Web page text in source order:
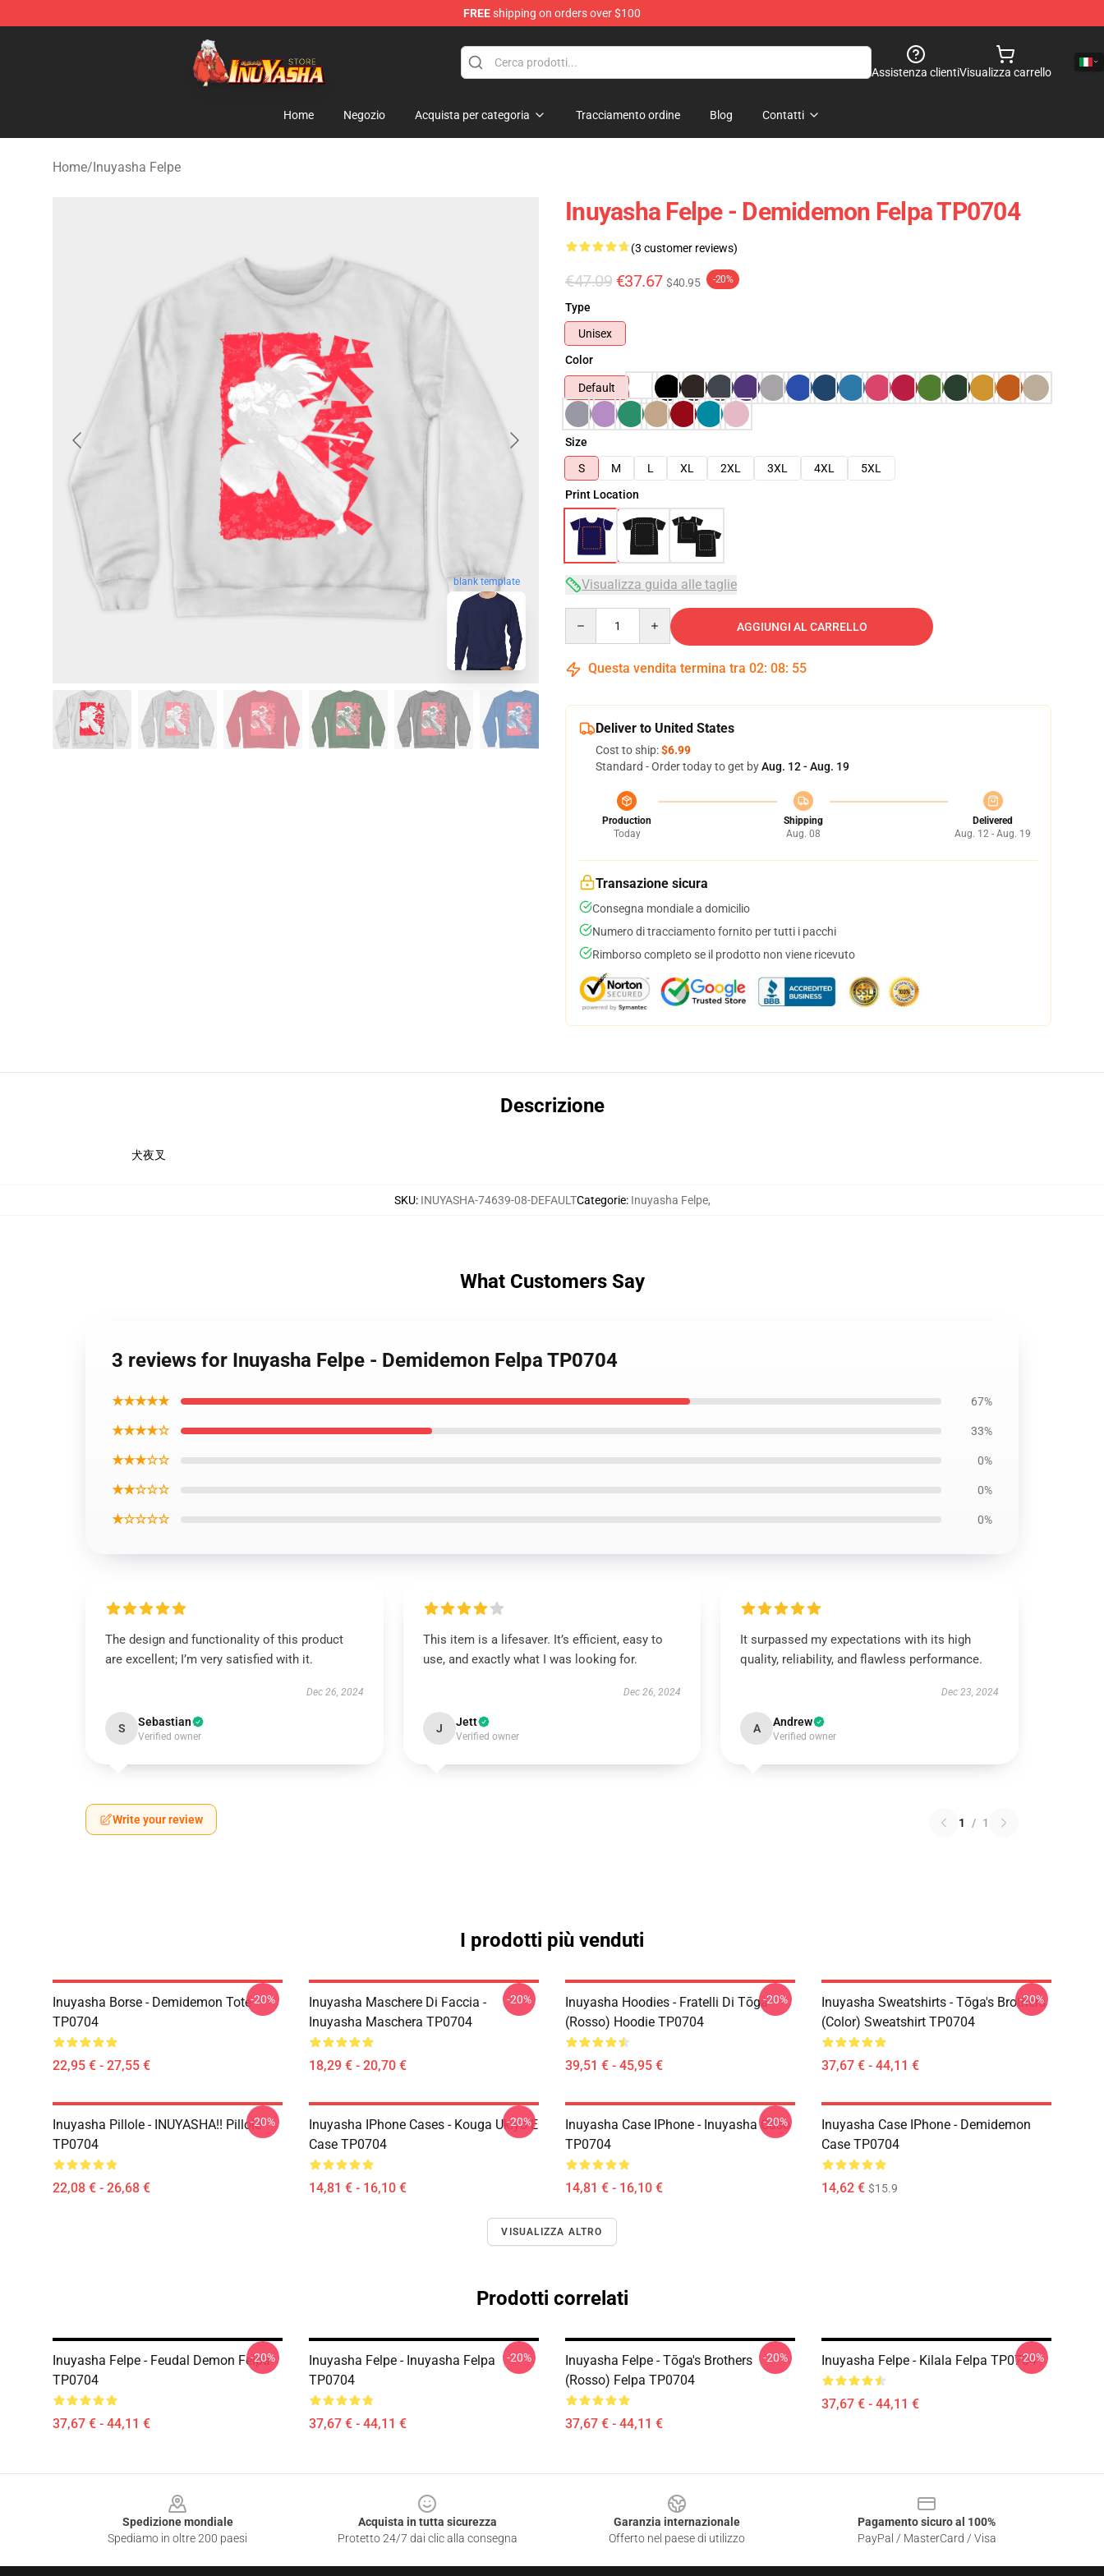
FREEshipping on orders over $100
Inuyasha Store - Official Inuyasha Merchandise Shop
Assistenza clientiVisualizza carrello
Home Negozio Acquista per categoria Tracciamento ordine Blog Contatti
Home/Inuyasha Felpe
blank template
Inuyasha Felpe - Demidemon Felpa TP0704
(3 customer reviews)
€47.09 €37.67 $40.95 -20%
Type
Unisex
Color
Default
Size
S
M L XL 2XL 3XL 4XL
5XL
Print Location
Visualizza guida alle taglie
AGGIUNGI AL CARRELLO
Questa vendita termina tra 02: 08: 54
Deliver to United States
Cost to ship:$6.99
Standard - Order today to get byAug. 12 - Aug. 19
Production
Today
Shipping
Aug. 08
Delivered
Aug. 12 - Aug. 19
Transazione sicura
Consegna mondiale a domicilio
Numero di tracciamento fornito per tutti i pacchi
Rimborso completo se il prodotto non viene ricevuto
Descrizione
犬夜叉
SKU: INUYASHA-74639-08-DEFAULTCategorie: Inuyasha Felpe,
What Customers Say
3 reviews for Inuyasha Felpe - Demidemon Felpa TP0704
★★★★★ 67%
★★★★☆ 33%
★★★☆☆ 0%
★★☆☆☆ 0%
★☆☆☆☆ 0%
The design and functionality of this product
are excellent; I’m very satisfied with it.
Dec 26, 2024
S Sebastian
Verified owner
This item is a lifesaver. It’s efficient, easy to
use, and exactly what I was looking for.
Dec 26, 2024
J Jett
Verified owner
It surpassed my expectations with its high
quality, reliability, and flawless performance.
Dec 23, 2024
A Andrew
Verified owner
Write your review 1 / 1
I prodotti più venduti
Inuyasha Borse - Demidemon Tote
TP0704
22,95 € - 27,55 €
-20%
Inuyasha Maschere Di Faccia -
Inuyasha Maschera TP0704
18,29 € - 20,70 €
-20%
Inuyasha Hoodies - Fratelli Di Tōga
(rosso) Hoodie TP0704
39,51 € - 45,95 €
-20%
Inuyasha Sweatshirts - Tōga's Brothers
(color) Sweatshirt TP0704
37,67 € - 44,11 €
-20%
Inuyasha Pillole - INUYASHA!! Pillole
TP0704
22,08 € - 26,68 €
-20%
Inuyasha IPhone Cases - Kouga Ukiyo-E
Case TP0704
14,81 € - 16,10 €
-20%
Inuyasha Case IPhone - Inuyasha Caso
TP0704
14,81 € - 16,10 €
-20%
Inuyasha Case IPhone - Demidemon
Case TP0704
14,62 € $15.9
VISUALIZZA ALTRO
Prodotti correlati
Inuyasha Felpe - Feudal Demon Felpa
TP0704
37,67 € - 44,11 €
-20%
Inuyasha Felpe - Inuyasha Felpa
TP0704
37,67 € - 44,11 €
-20%
Inuyasha Felpe - Tōga's Brothers
(rosso) Felpa TP0704
37,67 € - 44,11 €
-20% Inuyasha Felpe - Kilala Felpa TP0704
37,67 € - 44,11 €
-20%
Spedizione mondiale
Spediamo in oltre 200 paesi
Acquista in tutta sicurezza
Protetto 24/7 dai clic alla consegna
Garanzia internazionale
Offerto nel paese di utilizzo
Pagamento sicuro al 100%
PayPal / MasterCard / Visa